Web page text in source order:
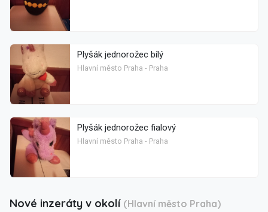
Plyšák jednorožec bílý
Hlavní město Praha - Praha
Plyšák jednorožec fialový
Hlavní město Praha - Praha
Nové inzeráty v okolí (Hlavní město Praha)